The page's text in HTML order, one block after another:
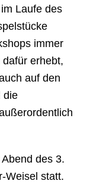
Laufe des
ücke
immer
dafür erhebt,
auf den
die
des 3.
Weisel statt.